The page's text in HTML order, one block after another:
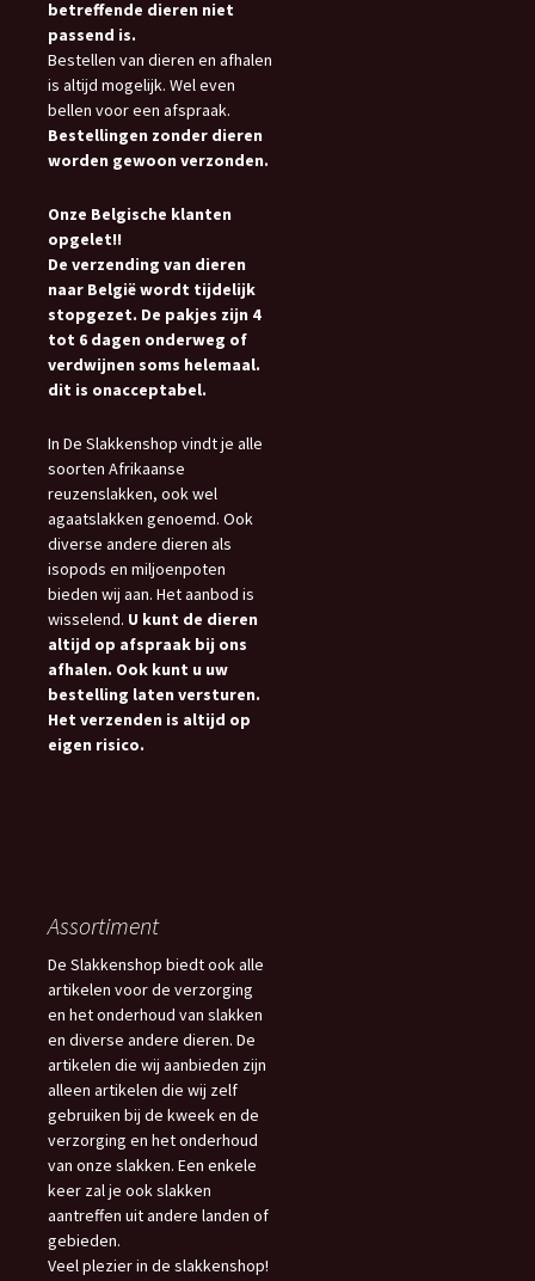
betreffende dieren niet
passend is.
Bestellen van dieren en afhalen
is altijd mogelijk. Wel even
bellen voor een afspraak.
Bestellingen zonder dieren
worden gewoon verzonden.
Onze Belgische klanten
opgelet!!
De verzending van dieren
naar België wordt tijdelijk
stopgezet. De pakjes zijn 4
tot 6 dagen onderweg of
verdwijnen soms helemaal.
dit is onacceptabel.
In De Slakkenshop vindt je alle
soorten Afrikaanse
reuzenslakken, ook wel
agaatslakken genoemd. Ook
diverse andere dieren als
isopods en miljoenpoten
bieden wij aan. Het aanbod is
wisselend. U kunt de dieren
altijd op afspraak bij ons
afhalen. Ook kunt u uw
bestelling laten versturen.
Het verzenden is altijd op
eigen risico.
Assortiment
De Slakkenshop biedt ook alle
artikelen voor de verzorging
en het onderhoud van slakken
en diverse andere dieren. De
artikelen die wij aanbieden zijn
alleen artikelen die wij zelf
gebruiken bij de kweek en de
verzorging en het onderhoud
van onze slakken. Een enkele
keer zal je ook slakken
aantreffen uit andere landen of
gebieden.
Veel plezier in de slakkenshop!